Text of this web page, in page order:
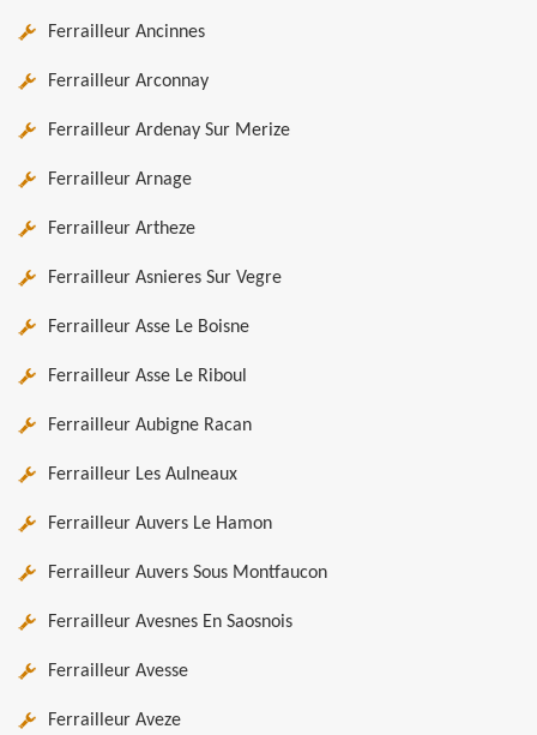
Ferrailleur Ancinnes
Ferrailleur Arconnay
Ferrailleur Ardenay Sur Merize
Ferrailleur Arnage
Ferrailleur Artheze
Ferrailleur Asnieres Sur Vegre
Ferrailleur Asse Le Boisne
Ferrailleur Asse Le Riboul
Ferrailleur Aubigne Racan
Ferrailleur Les Aulneaux
Ferrailleur Auvers Le Hamon
Ferrailleur Auvers Sous Montfaucon
Ferrailleur Avesnes En Saosnois
Ferrailleur Avesse
Ferrailleur Aveze